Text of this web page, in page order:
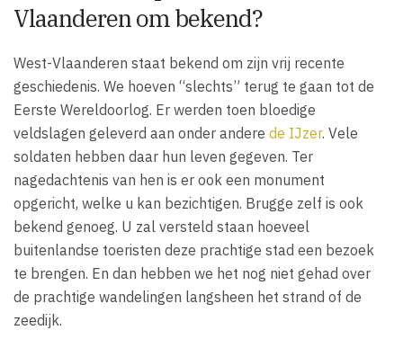
Vlaanderen om bekend?
West-Vlaanderen staat bekend om zijn vrij recente
geschiedenis. We hoeven “slechts” terug te gaan tot de
Eerste Wereldoorlog. Er werden toen bloedige
veldslagen geleverd aan onder andere de IJzer. Vele
soldaten hebben daar hun leven gegeven. Ter
nagedachtenis van hen is er ook een monument
opgericht, welke u kan bezichtigen. Brugge zelf is ook
bekend genoeg. U zal versteld staan hoeveel
buitenlandse toeristen deze prachtige stad een bezoek
te brengen. En dan hebben we het nog niet gehad over
de prachtige wandelingen langsheen het strand of de
zeedijk.